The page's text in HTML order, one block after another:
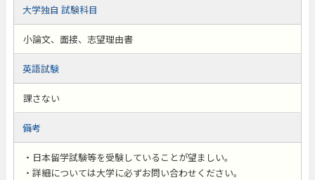
大学独自 試験科目
小論文、面接、志望理由書
英語試験
課さない
備考
・日本留学試験等を受験していることが望ましい。
・詳細については大学に必ずお問い合わせください。